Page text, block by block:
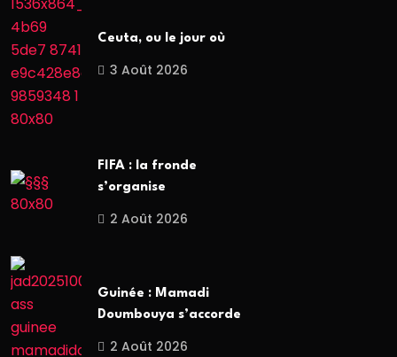
Ceuta, ou le jour où
3 Août 2026
FIFA : la fronde
s’organise
2 Août 2026
Guinée : Mamadi
Doumbouya s’accorde
2 Août 2026